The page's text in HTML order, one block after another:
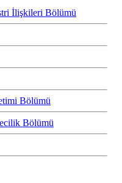
İlişkileri Bölümü
Bölümü
Bölümü